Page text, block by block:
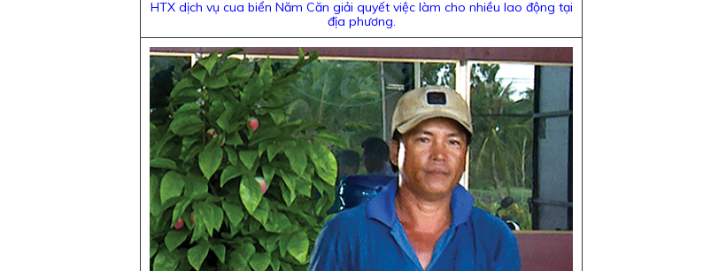
HTX dịch vụ cua biển Năm Căn giải quyết việc làm cho nhiều lao động tại
địa phương.